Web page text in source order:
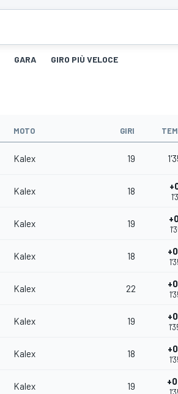
GARA GIRO PIÙ VELOCE
MOTO GIRI
Kalex 19
Kalex 18
Kalex 19
Kalex 18
Kalex 22
Kalex 19
Kalex 18
Kalex 19